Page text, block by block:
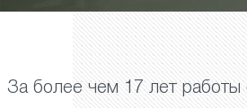
За более чем 17 лет работы